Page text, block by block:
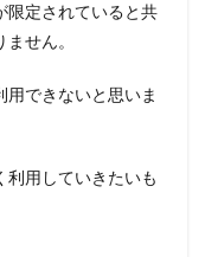
限定されていると共
せん。
できないと思いま
利用していきたいも